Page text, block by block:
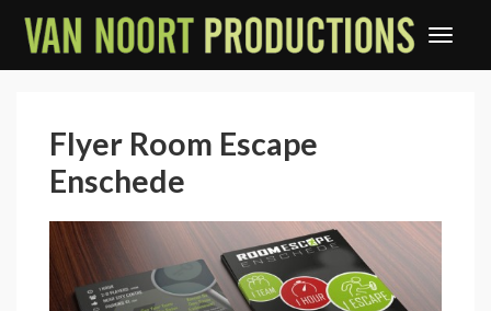
Flyer Room Escape
Enschede